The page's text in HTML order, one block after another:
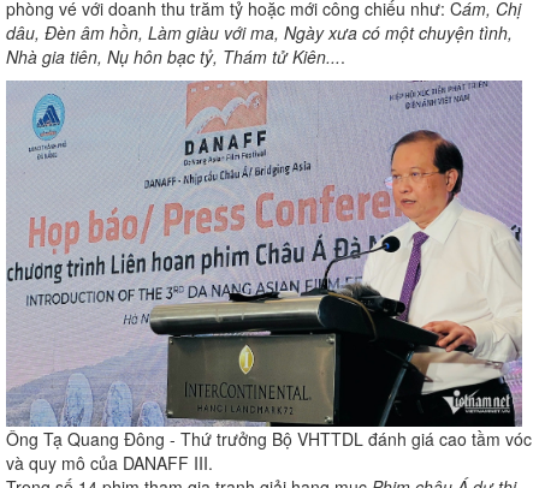
phòng vé với doanh thu trăm tỷ hoặc mới công chiếu như: Cám, Chị
dâu, Đèn âm hồn, Làm giàu với ma, Ngày xưa có một chuyện tình,
Nhà gia tiên, Nụ hôn bạc tỷ, Thám tử Kiên....
Ông Tạ Quang Đông - Thứ trưởng Bộ VHTTDL đánh giá cao tầm vóc
và quy mô của DANAFF III.